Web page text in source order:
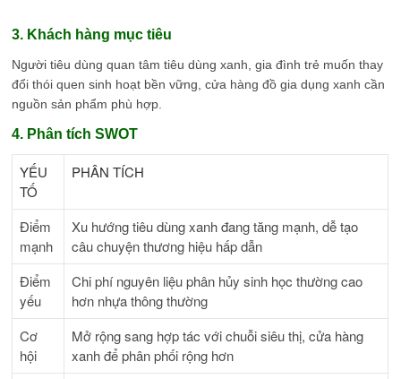
3. Khách hàng mục tiêu
Người tiêu dùng quan tâm tiêu dùng xanh, gia đình trẻ muốn thay
đổi thói quen sinh hoạt bền vững, cửa hàng đồ gia dụng xanh cần
nguồn sản phẩm phù hợp.
4. Phân tích SWOT
YẾU
TỐ
PHÂN TÍCH
Điểm
mạnh
Xu hướng tiêu dùng xanh đang tăng mạnh, dễ tạo
câu chuyện thương hiệu hấp dẫn
Điểm
yếu
Chi phí nguyên liệu phân hủy sinh học thường cao
hơn nhựa thông thường
Cơ
hội
Mở rộng sang hợp tác với chuỗi siêu thị, cửa hàng
xanh để phân phối rộng hơn